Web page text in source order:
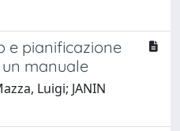
e pianificazione
manuale
Luigi; JANIN